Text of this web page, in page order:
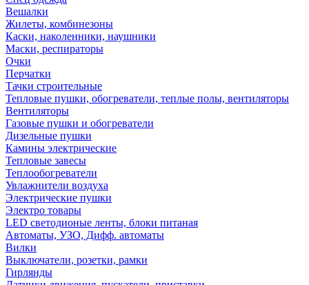
Вешалки
Жилеты, комбинезоны
Каски, наколенники, наушники
Маски, респираторы
Очки
Перчатки
Тачки строительные
Тепловые пушки, обогреватели, теплые полы, вентиляторы
Вентиляторы
Газовые пушки и обогреватели
Дизельные пушки
Камины электрические
Тепловые завесы
Теплообогреватели
Увлажнители воздуха
Электрические пушки
Электро товары
LED светодионые ленты, блоки питаная
Автоматы, УЗО, Дифф. автоматы
Вилки
Выключатели, розетки, рамки
Гирлянды